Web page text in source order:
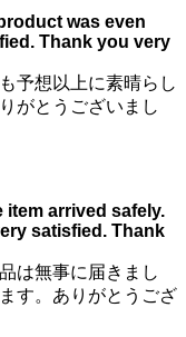
was even
Thank you very
予想以上に素晴らし
がとうございまし
item arrived safely.
satisfied. Thank
は無事に届きまし
す。ありがとうござ